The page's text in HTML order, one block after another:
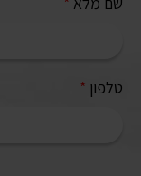
טלפון *